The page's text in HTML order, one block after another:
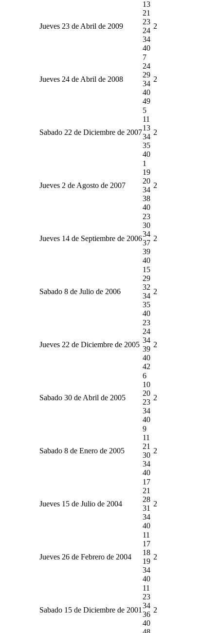
Jueves 23 de Abril de 2009
13
21
23
24
34
40
2
Jueves 24 de Abril de 2008
7
24
29
34
40
49
2
Sabado 22 de Diciembre de 2007
5
11
13
34
35
40
2
Jueves 2 de Agosto de 2007
1
19
20
34
38
40
2
Jueves 14 de Septiembre de 2006
23
30
34
37
39
40
2
Sabado 8 de Julio de 2006
15
29
32
34
35
40
2
Jueves 22 de Diciembre de 2005
23
24
34
39
40
42
2
Sabado 30 de Abril de 2005
6
10
20
23
34
40
2
Sabado 8 de Enero de 2005
9
11
21
30
34
40
2
Jueves 15 de Julio de 2004
17
21
28
31
34
40
2
Jueves 26 de Febrero de 2004
11
17
18
19
34
40
2
Sabado 15 de Diciembre de 2001
11
23
34
36
40
2